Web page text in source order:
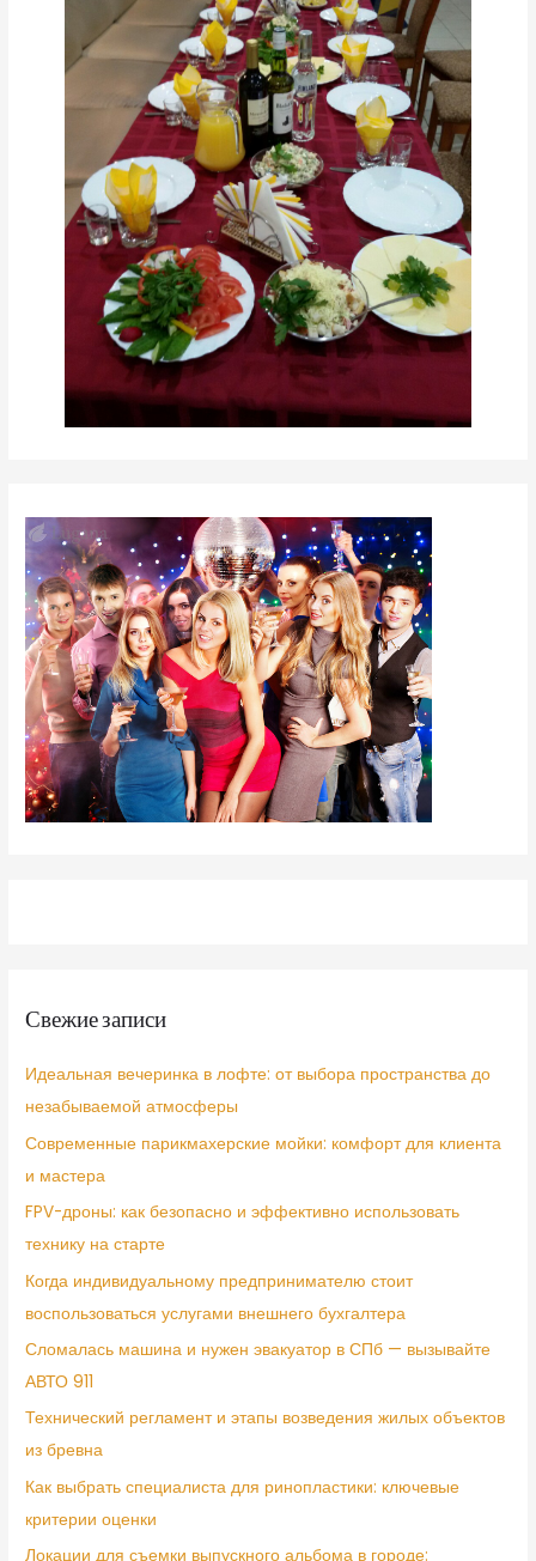
Свежие записи
Идеальная вечеринка в лофте: от выбора пространства до
незабываемой атмосферы
Современные парикмахерские мойки: комфорт для клиента
и мастера
FPV-дроны: как безопасно и эффективно использовать
технику на старте
Когда индивидуальному предпринимателю стоит
воспользоваться услугами внешнего бухгалтера
Сломалась машина и нужен эвакуатор в СПб — вызывайте
АВТО 911
Технический регламент и этапы возведения жилых объектов
из бревна
Как выбрать специалиста для ринопластики: ключевые
критерии оценки
Локации для съемки выпускного альбома в городе: